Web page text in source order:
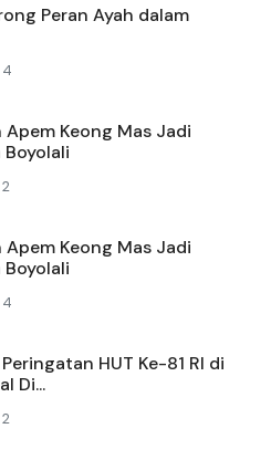
Peran Ayah dalam
4
Apem Keong Mas Jadi
2
Apem Keong Mas Jadi
4
HUT Ke-81 RI di
Di...
2